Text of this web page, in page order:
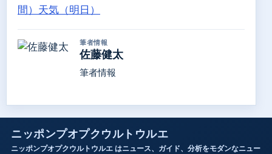
間） 天気（明日）
筆者情報
佐藤健太
筆者情報
ニッポンプオプクウルトウルエ
ニッポンプオプクウルトウルエ はニュース、ガイド、分析をモダンなニュー